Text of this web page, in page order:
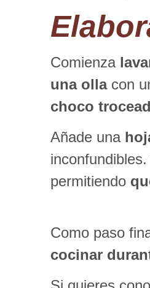
Comienza
una olla con
choco
Añade una
permitiendo
Como paso
cocinar